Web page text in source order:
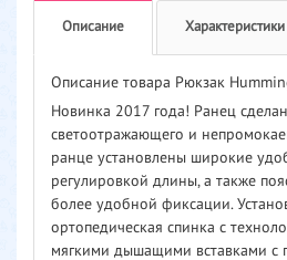
Описание Характеристики
Описание товара Рюкзак
Новинка 2017 года! Ранец
светоотражающего и
ранце установлены широкие
регулировкой длины, а также
более удобной фиксации.
ортопедическая спинка с
мягкими дышащими вставками с